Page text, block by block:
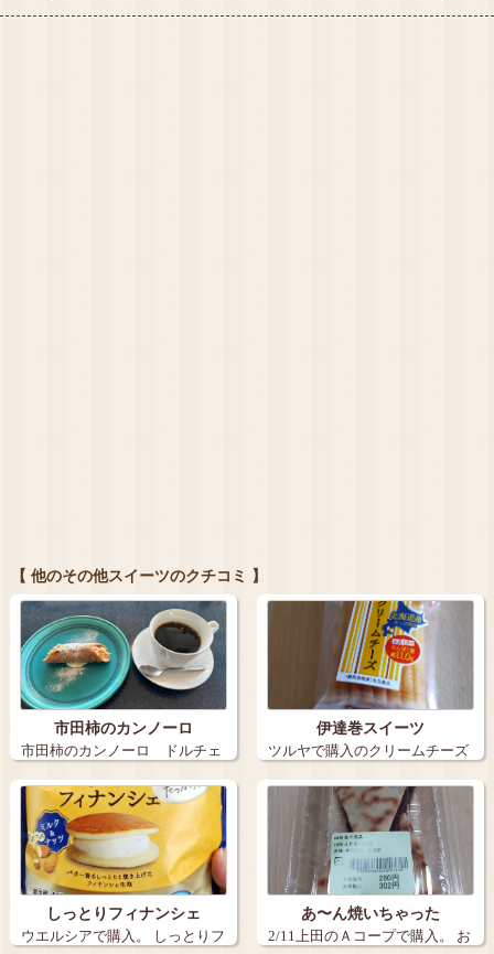
【 他のその他スイーツのクチコミ 】
市田柿のカンノーロ
市田柿のカンノーロ ドルチェ
てす セッ…
伊達巻スイーツ
ツルヤで購入のクリームチーズ
入りの伊達巻…
しっとりフィナンシェ
ウエルシアで購入。 しっとりフ
あ〜ん焼いちゃった
2/11上田のＡコープで購入。 お